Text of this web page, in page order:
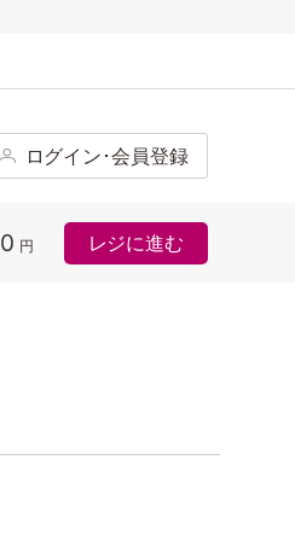
ログイン･会員登録
0 円 レジに進む